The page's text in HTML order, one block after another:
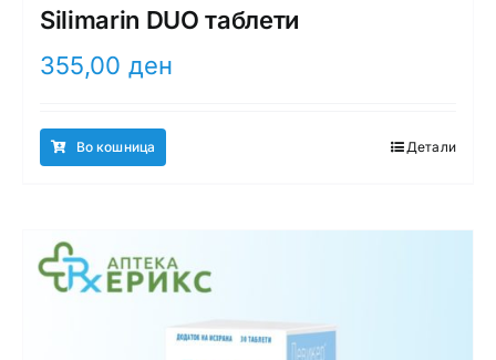
Silimarin DUO таблети
355,00 ден
Во кошница Детали